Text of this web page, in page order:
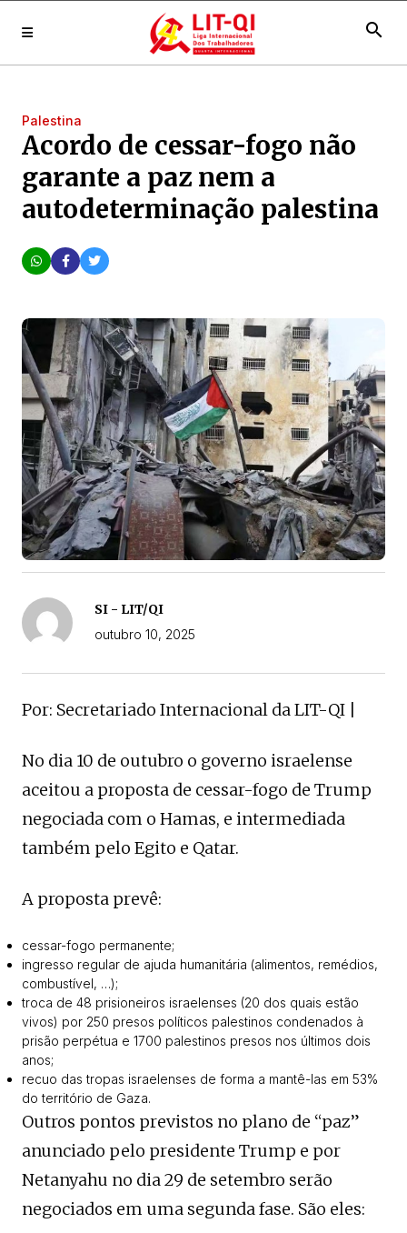
search
Palestina
Acordo de cessar-fogo não
garante a paz nem a
autodeterminação palestina
SI - LIT/QI
outubro 10, 2025
Por: Secretariado Internacional da LIT-QI |
No dia 10 de outubro o governo israelense
aceitou a proposta de cessar-fogo de Trump
negociada com o Hamas, e intermediada
também pelo Egito e Qatar.
A proposta prevê:
cessar-fogo permanente;
ingresso regular de ajuda humanitária (alimentos, remédios,
combustível, …);
troca de 48 prisioneiros israelenses (20 dos quais estão
vivos) por 250 presos políticos palestinos condenados à
prisão perpétua e 1700 palestinos presos nos últimos dois
anos;
recuo das tropas israelenses de forma a mantê-las em 53%
do território de Gaza.
Outros pontos previstos no plano de “paz”
anunciado pelo presidente Trump e por
Netanyahu no dia 29 de setembro serão
negociados em uma segunda fase. São eles: